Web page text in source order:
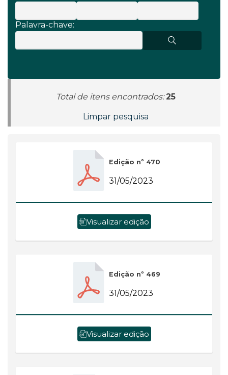
Palavra-chave:
Total de itens encontrados: 25
Limpar pesquisa
Edição nº 470
31/05/2023
Visualizar edição
Edição nº 469
31/05/2023
Visualizar edição